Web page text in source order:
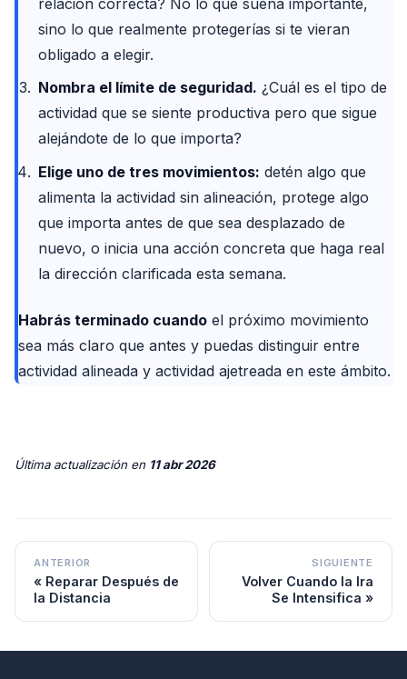
sino lo que realmente protegerías si te vieran
obligado a elegir.
Nombra el límite de seguridad. ¿Cuál es el tipo de
actividad que se siente productiva pero que sigue
alejándote de lo que importa?
Elige uno de tres movimientos: detén algo que
alimenta la actividad sin alineación, protege algo
que importa antes de que sea desplazado de
nuevo, o inicia una acción concreta que haga real
la dirección clarificada esta semana.
Habrás terminado cuando el próximo movimiento
sea más claro que antes y puedas distinguir entre
actividad alineada y actividad ajetreada en este ámbito.
Última actualizaciónen 11 abr 2026
ANTERIOR
Reparar Después de
la Distancia
SIGUIENTE
Volver Cuando la Ira
Se Intensifica